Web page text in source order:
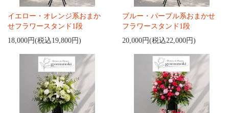
イエロー・オレンジ系おまか
せフラワースタンド1段
18,000円(税込19,800円)
ブルー・パープル系おまかせ
フラワースタンド1段
20,000円(税込22,000円)